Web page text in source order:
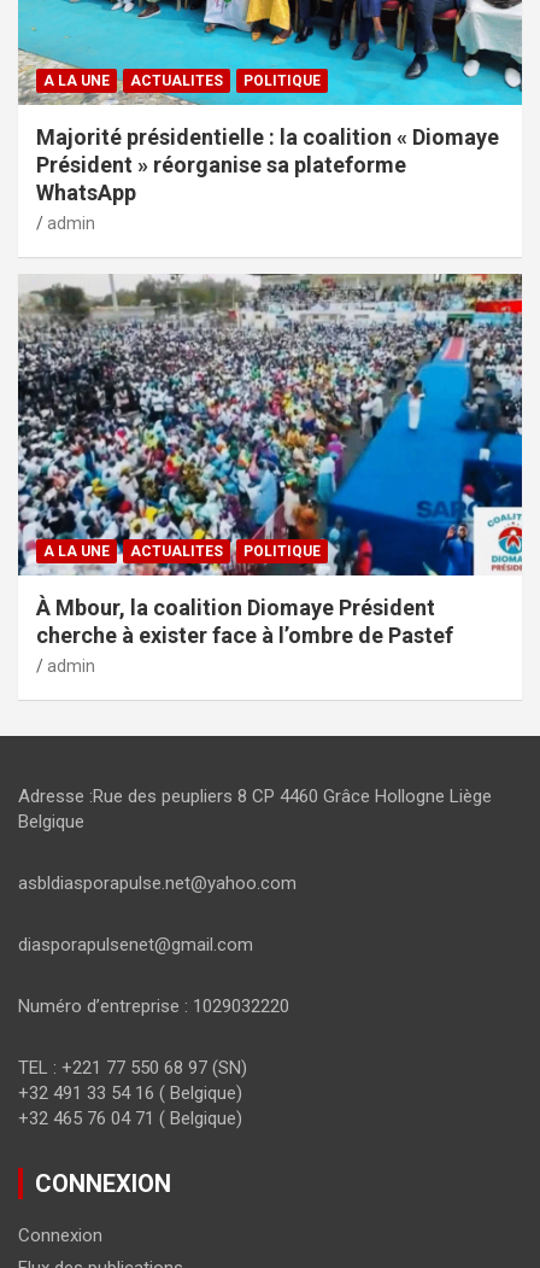
A LA UNE ACTUALITES POLITIQUE
Majorité présidentielle : la coalition « Diomaye
Président » réorganise sa plateforme
WhatsApp
admin
A LA UNE ACTUALITES POLITIQUE
À Mbour, la coalition Diomaye Président
cherche à exister face à l’ombre de Pastef
admin
Adresse :Rue des peupliers 8 CP 4460 Grâce Hollogne Liège
Belgique
asbldiasporapulse.net@yahoo.com
diasporapulsenet@gmail.com
Numéro d’entreprise : 1029032220
TEL : +221 77 550 68 97 (SN)
+32 491 33 54 16 ( Belgique)
+32 465 76 04 71 ( Belgique)
CONNEXION
Connexion